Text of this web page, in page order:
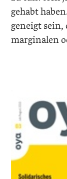
gehabt
geneigt sein,
marginalen